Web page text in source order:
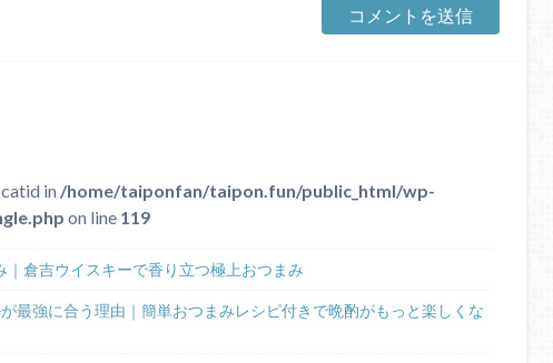
in /home/taiponfan/taipon.fun/public_html/wp-
on line 119
｜倉吉ウイスキーで香り立つ極上おつまみ
最強に合う理由｜簡単おつまみレシピ付きで晩酌がもっと楽しくな